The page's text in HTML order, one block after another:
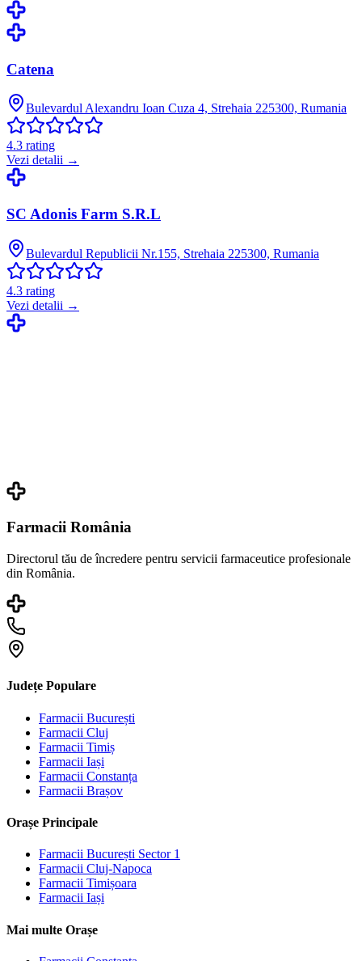
Catena
Bulevardul Alexandru Ioan Cuza 4, Strehaia 225300, Rumania
4.3 rating
Vezi detalii →
SC Adonis Farm S.R.L
Bulevardul Republicii Nr.155, Strehaia 225300, Rumania
4.3 rating
Vezi detalii →
Farmacii România
Directorul tău de încredere pentru servicii farmaceutice profesionale
din România.
Județe Populare
Farmacii București
Farmacii Cluj
Farmacii Timiș
Farmacii Iași
Farmacii Constanța
Farmacii Brașov
Orașe Principale
Farmacii București Sector 1
Farmacii Cluj-Napoca
Farmacii Timișoara
Farmacii Iași
Mai multe Orașe